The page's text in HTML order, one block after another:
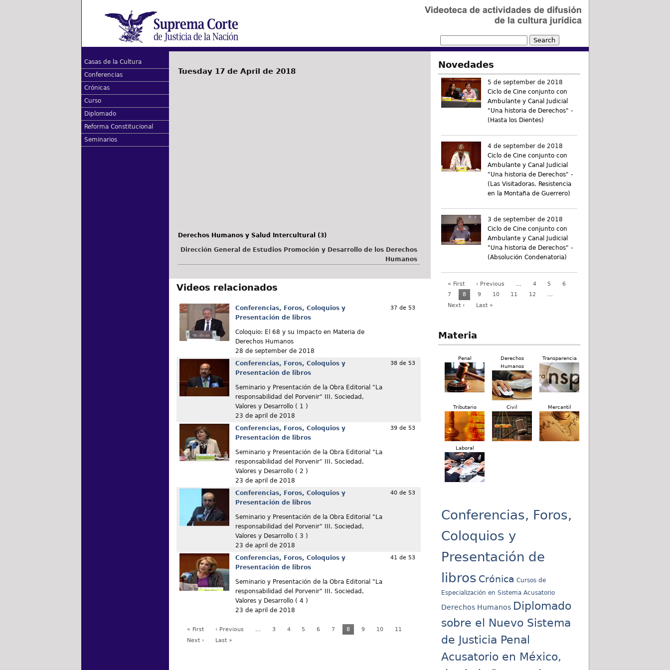
Casas de la Cultura
Conferencias
Crónicas
Curso
Diplomado
Reforma Constitucional
Seminarios
Tuesday 17 de April de 2018
Derechos Humanos y Salud Intercultural (3)
Dirección General de Estudios Promoción y Desarrollo de los Derechos
Humanos
Videos relacionados
Conferencias, Foros, Coloquios y
Presentación de libros
Coloquio: El 68 y su Impacto en Materia de
Derechos Humanos
28 de september de 2018
37 de 53
Conferencias, Foros, Coloquios y
Presentación de libros
Seminario y Presentación de la Obra Editorial "La
responsabilidad del Porvenir" III. Sociedad,
Valores y Desarrollo ( 1 )
23 de april de 2018
38 de 53
Conferencias, Foros, Coloquios y
Presentación de libros
Seminario y Presentación de la Obra Editorial "La
responsabilidad del Porvenir" III. Sociedad,
Valores y Desarrollo ( 2 )
23 de april de 2018
39 de 53
Conferencias, Foros, Coloquios y
Presentación de libros
Seminario y Presentación de la Obra Editorial "La
responsabilidad del Porvenir" III. Sociedad,
Valores y Desarrollo ( 3 )
23 de april de 2018
40 de 53
Conferencias, Foros, Coloquios y
Presentación de libros
Seminario y Presentación de la Obra Editorial "La
responsabilidad del Porvenir" III. Sociedad,
Valores y Desarrollo ( 4 )
23 de april de 2018
41 de 53
« First ‹ Previous … 3 4 5 6 7 8 9 10
11
Next ›
Last »
Novedades
5 de september de 2018
Ciclo de Cine conjunto con
Ambulante y Canal Judicial
"Una historia de Derechos" -
(Hasta los Dientes)
4 de september de 2018
Ciclo de Cine conjunto con
Ambulante y Canal Judicial
"Una historia de Derechos" -
(Las Visitadoras. Resistencia
en la Montaña de Guerrero)
3 de september de 2018
Ciclo de Cine conjunto con
Ambulante y Canal Judicial
"Una historia de Derechos" -
(Absolución Condenatoria)
« First ‹ Previous … 4 5
6
7
8 9 10 11 12
…
Next ›
Last »
Materia
Penal
Derechos
Humanos
Transparencia
Tributario Civil Mercantil
Laboral
Conferencias, Foros,
Coloquios y
Presentación de
libros Crónica Cursos de
Especialización en Sistema Acusatorio
Derechos Humanos Diplomado
sobre el Nuevo Sistema
de Justicia Penal
Acusatorio en México,